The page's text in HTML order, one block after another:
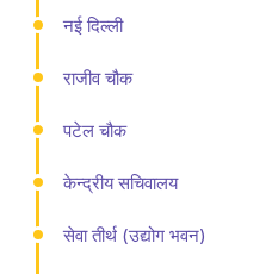
नई दिल्ली
राजीव चौक
पटेल चौक
केन्द्रीय सचिवालय
सेवा तीर्थ (उद्योग भवन)